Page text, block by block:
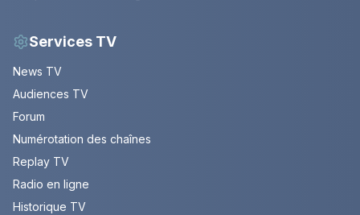
Services TV
News TV
Audiences TV
Forum
Numérotation des chaînes
Replay TV
Radio en ligne
Historique TV